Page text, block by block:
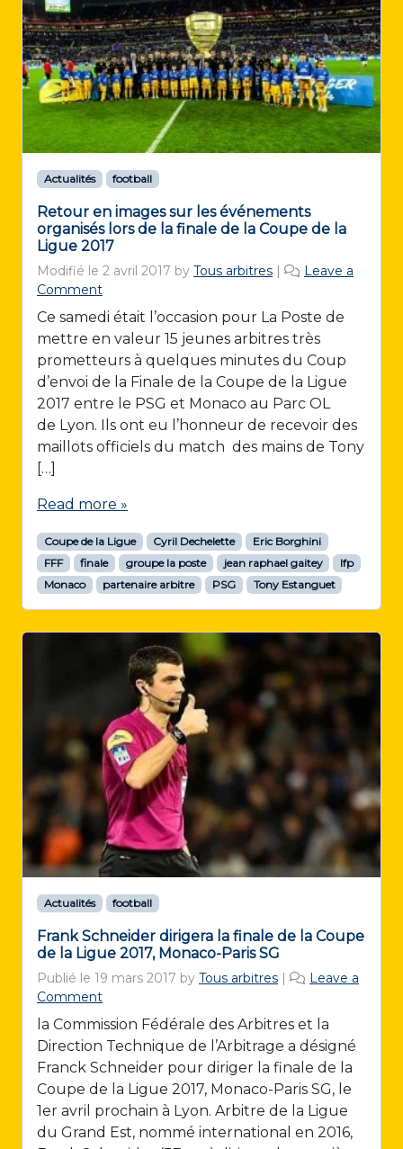
Actualités football
Retour en images sur les événements
organisés lors de la finale de la Coupe de la
Ligue 2017
Modifié le 2 avril 2017 by Tous arbitres |
Leave a
Comment
Ce samedi était l’occasion pour La Poste de
mettre en valeur 15 jeunes arbitres très
prometteurs à quelques minutes du Coup
d’envoi de la Finale de la Coupe de la Ligue
2017 entre le PSG et Monaco au Parc OL
de Lyon. Ils ont eu l’honneur de recevoir des
maillots officiels du match des mains de Tony
[…]
Read more »
Coupe de la Ligue Cyril Dechelette
Eric Borghini
FFF
finale groupe la poste jean raphael gaitey
lfp
Monaco
partenaire arbitre PSG Tony Estanguet
Actualités football
Frank Schneider dirigera la finale de la Coupe
de la Ligue 2017, Monaco-Paris SG
Publié le 19 mars 2017 by Tous arbitres |
Leave a
Comment
la Commission Fédérale des Arbitres et la
Direction Technique de l’Arbitrage a désigné
Franck Schneider pour diriger la finale de la
Coupe de la Ligue 2017, Monaco-Paris SG, le
1er avril prochain à Lyon. Arbitre de la Ligue
du Grand Est, nommé international en 2016,